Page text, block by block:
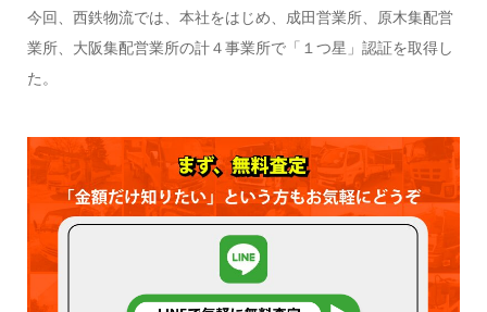
今回、西鉄物流では、本社をはじめ、成田営業所、原木集配営
業所、大阪集配営業所の計４事業所で「１つ星」認証を取得し
た。